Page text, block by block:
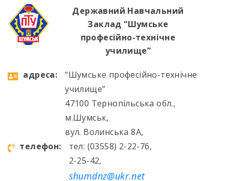
Державний Навчальний
Заклад “Шумське
професійно-технічне
училище”
aдресa:
“Шумське професійно-технічне
училище”
47100 Тернопільська обл.,
м.Шумськ,
вул. Волинська 8А,
телефон:
тел: (03558) 2-22-76,
2-25-42,
shumdnz@ukr.net